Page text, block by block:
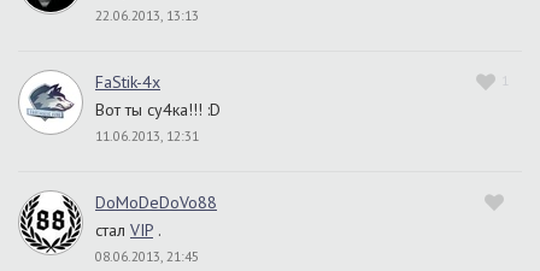
22.06.2013, 13:13
1
FaStik-4x
Вот ты су4ка!!! :D
11.06.2013, 12:31
DoMoDeDoVo88
стал VIP .
08.06.2013, 21:45